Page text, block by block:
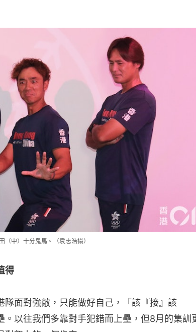
（中）十分鬼馬。（袁志浩攝）
得
隊面對強敵，只能做好自己，「該『接』該
。以往我們多靠對手犯錯而上壘，但8月的集訓更
努力的一個肯定。」
後退役，但現階段只把想法放在心中，避免想
隊員，都特別為參加亞運而辭工或拒絕全職工